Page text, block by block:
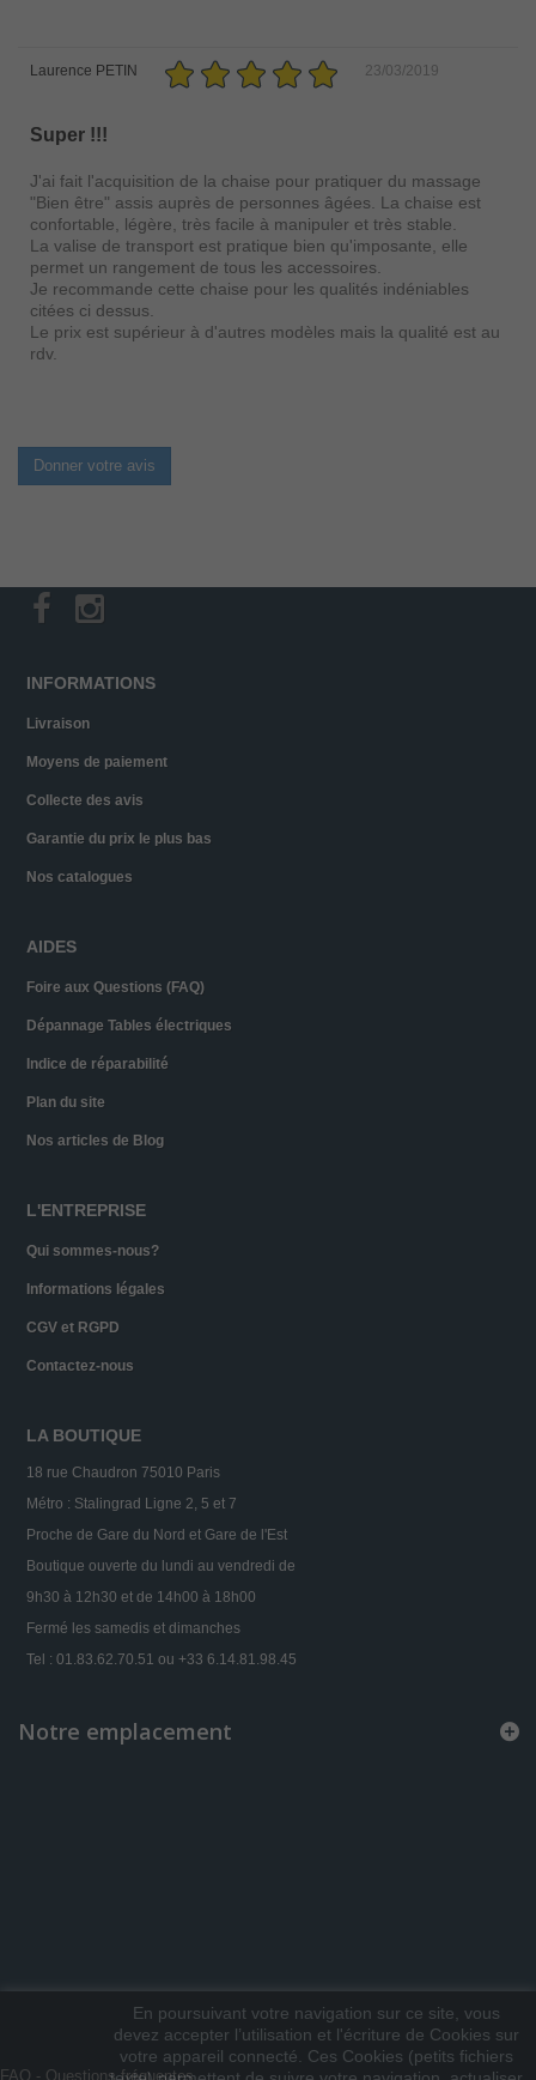
Laurence PETIN 23/03/2019
Super !!!
J'ai fait l'acquisition de la chaise pour pratiquer du massage
"Bien être" assis auprès de personnes âgées. La chaise est
confortable, légère, très facile à manipuler et très stable.
La valise de transport est pratique bien qu'imposante, elle
permet un rangement de tous les accessoires.
Je recommande cette chaise pour les qualités indéniables
citées ci dessus.
Le prix est supérieur à d'autres modèles mais la qualité est au
rdv.
Donner votre avis
INFORMATIONS
Livraison
Moyens de paiement
Collecte des avis
Garantie du prix le plus bas
Nos catalogues
AIDES
Foire aux Questions (FAQ)
Dépannage Tables électriques
Indice de réparabilité
Plan du site
Nos articles de Blog
L'ENTREPRISE
Qui sommes-nous?
Informations légales
CGV et RGPD
Contactez-nous
LA BOUTIQUE
18 rue Chaudron 75010 Paris
Métro : Stalingrad Ligne 2, 5 et 7
Proche de Gare du Nord et Gare de l'Est
Boutique ouverte du lundi au vendredi de
9h30 à 12h30 et de 14h00 à 18h00
Fermé les samedis et dimanches
Tel : 01.83.62.70.51 ou +33 6.14.81.98.45
En poursuivant votre navigation sur ce site, vous
devez accepter l’utilisation et l'écriture de Cookies sur
votre appareil connecté. Ces Cookies (petits fichiers
Notre emplacement
FAQ - Questions fréquentes